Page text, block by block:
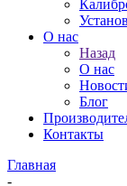
О нас
Назад
О нас
Блог
Контакты
Главная
-